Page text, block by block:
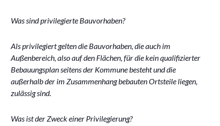
Was sind privilegierte Bauvorhaben?
Als privilegiert gelten die Bauvorhaben, die auch im
Außenbereich, also auf den Flächen, für die kein qualifizierter
Bebauungsplan seitens der Kommune besteht und die
außerhalb der im Zusammenhang bebauten Ortsteile liegen,
zulässig sind.
Was ist der Zweck einer Privilegierung?